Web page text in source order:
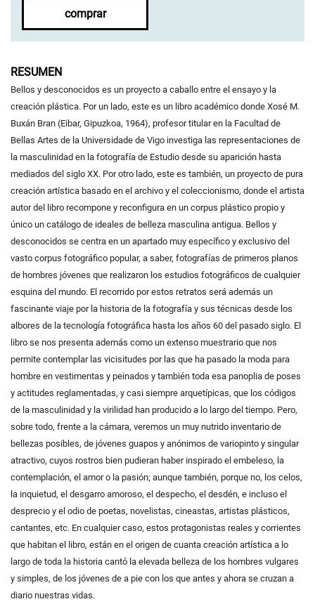
comprar
RESUMEN
Bellos y desconocidos es un proyecto a caballo entre el ensayo y la
creación plástica. Por un lado, este es un libro académico donde Xosé M.
Buxán Bran (Eibar, Gipuzkoa, 1964), profesor titular en la Facultad de
Bellas Artes de la Universidade de Vigo investiga las representaciones de
la masculinidad en la fotografía de Estudio desde su aparición hasta
mediados del siglo XX. Por otro lado, este es también, un proyecto de pura
creación artística basado en el archivo y el coleccionismo, donde el artista
autor del libro recompone y reconfigura en un corpus plástico propio y
único un catálogo de ideales de belleza masculina antigua. Bellos y
desconocidos se centra en un apartado muy específico y exclusivo del
vasto corpus fotográfico popular, a saber, fotografías de primeros planos
de hombres jóvenes que realizaron los estudios fotográficos de cualquier
esquina del mundo. El recorrido por estos retratos será además un
fascinante viaje por la historia de la fotografía y sus técnicas desde los
albores de la tecnología fotográfica hasta los años 60 del pasado siglo. El
libro se nos presenta además como un extenso muestrario que nos
permite contemplar las vicisitudes por las que ha pasado la moda para
hombre en vestimentas y peinados y también toda esa panoplia de poses
y actitudes reglamentadas, y casi siempre arquetípicas, que los códigos
de la masculinidad y la virilidad han producido a lo largo del tiempo. Pero,
sobre todo, frente a la cámara, veremos un muy nutrido inventario de
bellezas posibles, de jóvenes guapos y anónimos de variopinto y singular
atractivo, cuyos rostros bien pudieran haber inspirado el embeleso, la
contemplación, el amor o la pasión; aunque también, porque no, los celos,
la inquietud, el desgarro amoroso, el despecho, el desdén, e incluso el
desprecio y el odio de poetas, novelistas, cineastas, artistas plásticos,
cantantes, etc. En cualquier caso, estos protagonistas reales y corrientes
que habitan el libro, están en el origen de cuanta creación artística a lo
largo de toda la historia cantó la elevada belleza de los hombres vulgares
y simples, de los jóvenes de a pie con los que antes y ahora se cruzan a
diario nuestras vidas.